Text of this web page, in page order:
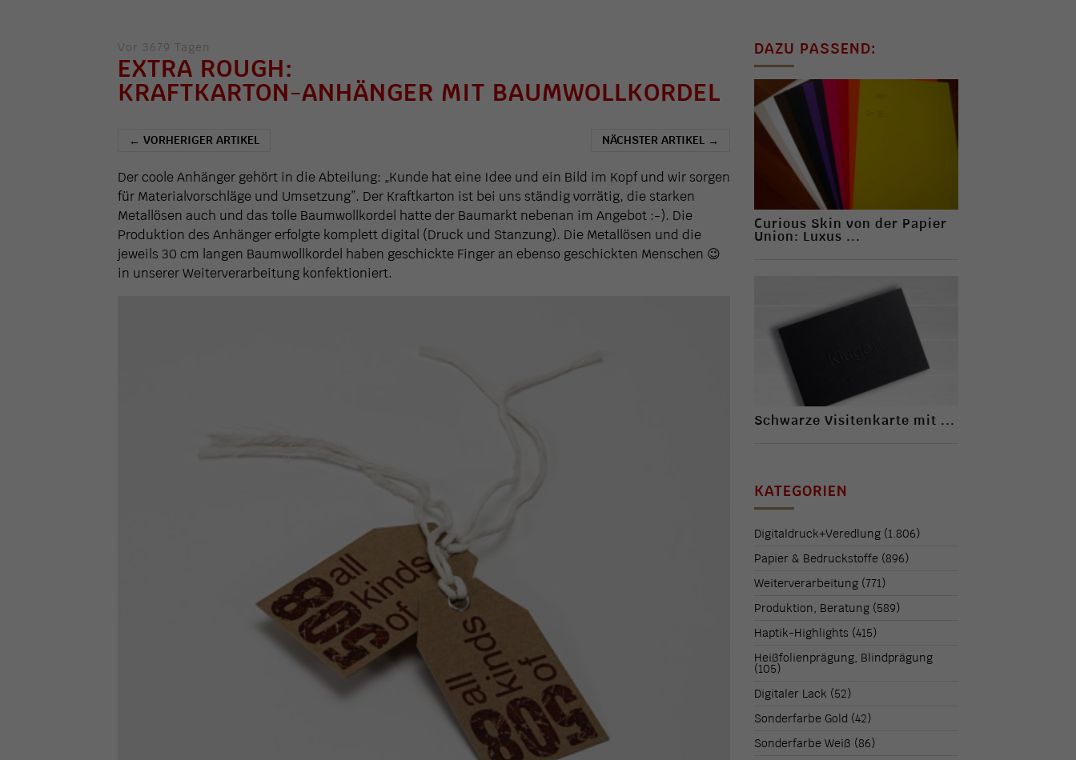
Vor 3679 Tagen
EXTRA ROUGH:
KRAFTKARTON-ANHÄNGER MIT BAUMWOLLKORDEL
← VORHERIGER ARTIKEL NÄCHSTER ARTIKEL →
Der coole Anhänger gehört in die Abteilung: „Kunde hat eine Idee und ein Bild im Kopf und wir sorgen
für Materialvorschläge und Umsetzung”. Der Kraftkarton ist bei uns ständig vorrätig, die starken
Metallösen auch und das tolle Baumwollkordel hatte der Baumarkt nebenan im Angebot :-). Die
Produktion des Anhänger erfolgte komplett digital (Druck und Stanzung). Die Metallösen und die
jeweils 30 cm langen Baumwollkordel haben geschickte Finger an ebenso geschickten Menschen 😉
in unserer Weiterverarbeitung konfektioniert.
DAZU PASSEND:
Curious Skin von der Papier
Union: Luxus ...
Schwarze Visitenkarte mit ...
KATEGORIEN
Digitaldruck+Veredlung (1.806)
Papier & Bedruckstoffe (896)
Weiterverarbeitung (771)
Produktion, Beratung (589)
Haptik-Highlights (415)
Heißfolienprägung, Blindprägung
(105)
Digitaler Lack (52)
Sonderfarbe Gold (42)
Sonderfarbe Weiß (86)